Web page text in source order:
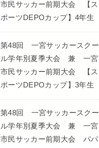
市民サッカー前期大会 【ス
ポーツDEPOカップ】4年生
第48回 一宮サッカースクー
ル学年別夏季大会 兼 一宮
市民サッカー前期大会 【ス
ポーツDEPOカップ】3年生
第48回 一宮サッカースクー
ル学年別夏季大会 兼 一宮
市民サッカー前期大会 パパ